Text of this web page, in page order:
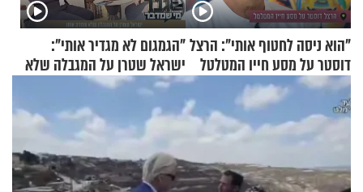
"הוא ניסה לחטוף אותי": הרצל
דוסטר על מסע חייו המטלטל
"הגמגום לא מגדיר אותי":
ישראל שטרן על המגבלה שלא
עוצרת אותו